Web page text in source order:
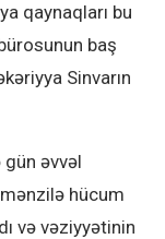
qaynaqları bu
baş
Sinvarın
əvvəl
mənzilə hücum
və vəziyyətinin